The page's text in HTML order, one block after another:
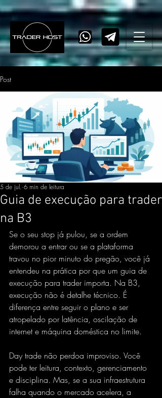
Post
Guia de execução para trader
na B3
5 de jul. 6 min de leitura
Se o seu stop já pulou, se a ordem
demorou a entrar ou se a plataforma
travou no pior minuto do pregão, você já
entendeu na prática por que um guia de
execução para trader importa. Na B3,
execução não é detalhe técnico. É
diferença entre seguir o plano e ser
atropelado por latência, oscilação de
internet e máquina doméstica no limite.
Day trade não perdoa improviso. Você
pode ter leitura, contexto, gerenciamento
e disciplina. Mas, se a sua infraestrutura
falha quando o mercado acelera, a